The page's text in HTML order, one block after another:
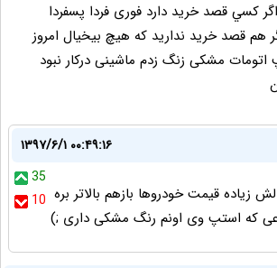
كسي قصد خريد دارد فورى فردا پسفردا
هم قصد خريد نداريد كه هيچ بيخيال امروز
مشكى زنگ زدم ماشينى دركار نبود
۱۳۹۷/۶/۱ ۰۰:۴۹:۱۶
35
10 زیاده قیمت خودروها بازهم بالاتر بره
که استپ وی اونم رنگ مشکی داری ;)